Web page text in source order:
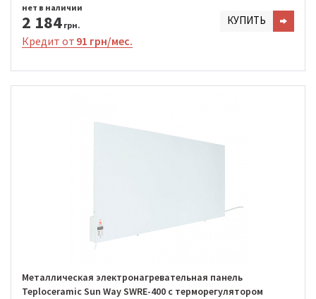
2 184 грн.
нет в наличии
КУПИТЬ
Кредит от 91 грн/мес.
Металлическая электронагревательная панель
Teploceramic Sun Way SWRE-400 с терморегулятором